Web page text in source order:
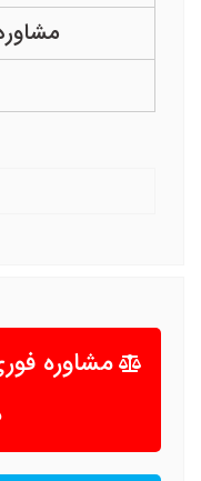
مشاوره